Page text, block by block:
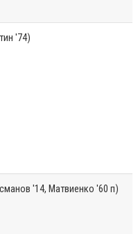
'74)
'14, Матвиенко '60 п)